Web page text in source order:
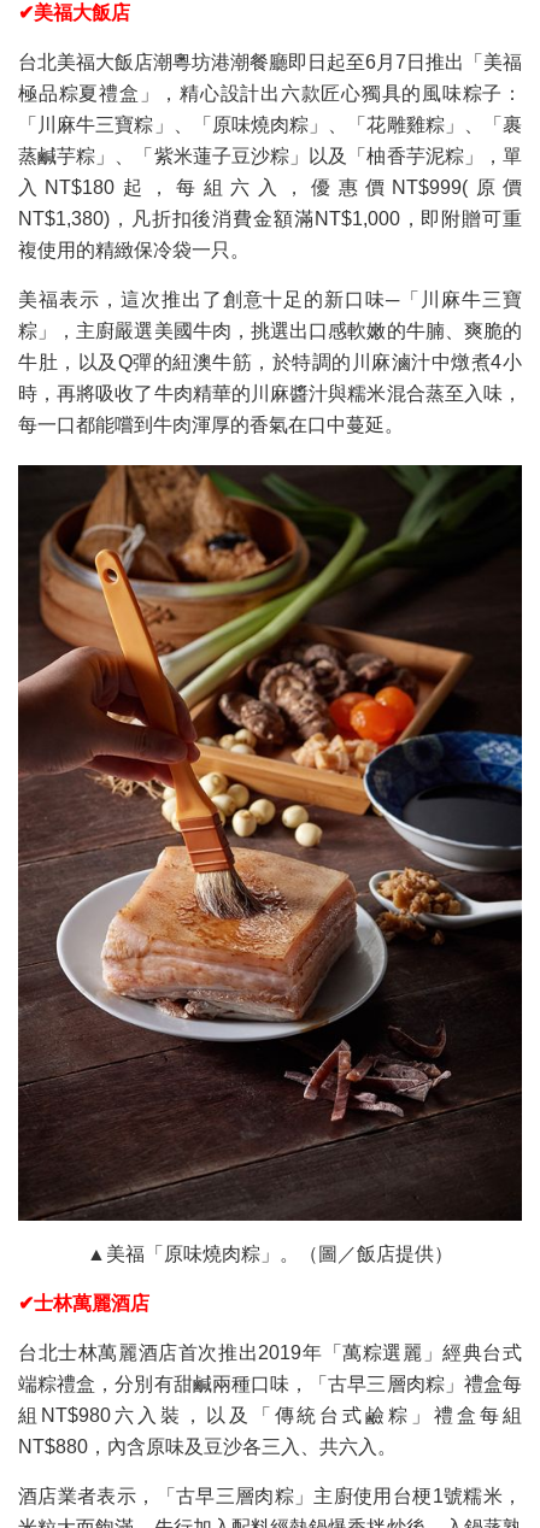
✔美福大飯店
台北美福大飯店潮粵坊港潮餐廳即日起至6月7日推出「美福
極品粽夏禮盒」，精心設計出六款匠心獨具的風味粽子：
「川麻牛三寶粽」、「原味燒肉粽」、「花雕雞粽」、「裹
蒸鹹芋粽」、「紫米蓮子豆沙粽」以及「柚香芋泥粽」，單
入NT$180起，每組六入，優惠價NT$999(原價
NT$1,380)，凡折扣後消費金額滿NT$1,000，即附贈可重
複使用的精緻保冷袋一只。
美福表示，這次推出了創意十足的新口味─「川麻牛三寶
粽」，主廚嚴選美國牛肉，挑選出口感軟嫩的牛腩、爽脆的
牛肚，以及Q彈的紐澳牛筋，於特調的川麻滷汁中燉煮4小
時，再將吸收了牛肉精華的川麻醬汁與糯米混合蒸至入味，
每一口都能嚐到牛肉渾厚的香氣在口中蔓延。
▲美福「原味燒肉粽」。（圖／飯店提供）
✔士林萬麗酒店
台北士林萬麗酒店首次推出2019年「萬粽選麗」經典台式
端粽禮盒，分別有甜鹹兩種口味，「古早三層肉粽」禮盒每
組NT$980六入裝，以及「傳統台式鹼粽」禮盒每組
NT$880，內含原味及豆沙各三入、共六入。
酒店業者表示，「古早三層肉粽」主廚使用台梗1號糯米，